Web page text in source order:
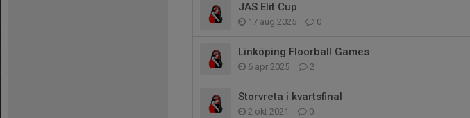
JAS Elit Cup
17 aug 2025 0
Linköping Floorball Games
6 apr 2025 2
Storvreta i kvartsfinal
2 okt 2021 0